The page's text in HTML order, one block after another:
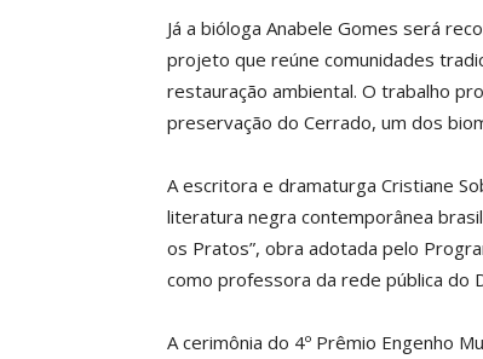
Já a bióloga Anabele Gomes será
projeto que reúne comunidades
restauração ambiental. O trabalho
preservação do Cerrado, um dos
A escritora e dramaturga Cristiane
literatura negra contemporânea
os Pratos”, obra adotada pelo
como professora da rede pública do
A cerimônia do 4º Prêmio Engenho